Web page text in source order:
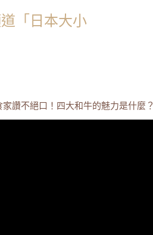
「日本大小
家讚不絕口！四大和牛的魅力是什麼